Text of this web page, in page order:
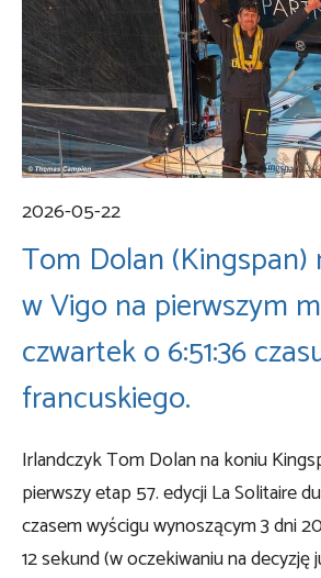
2026-05-22
Tom Dolan (Kingspan)
w Vigo na pierwszym
czwartek o 6:51:36
francuskiego.
Irlandczyk Tom Dolan na koniu
pierwszy etap 57. edycji La Solitaire
czasem wyścigu wynoszącym 3 dni
12 sekund (w oczekiwaniu na decyzję